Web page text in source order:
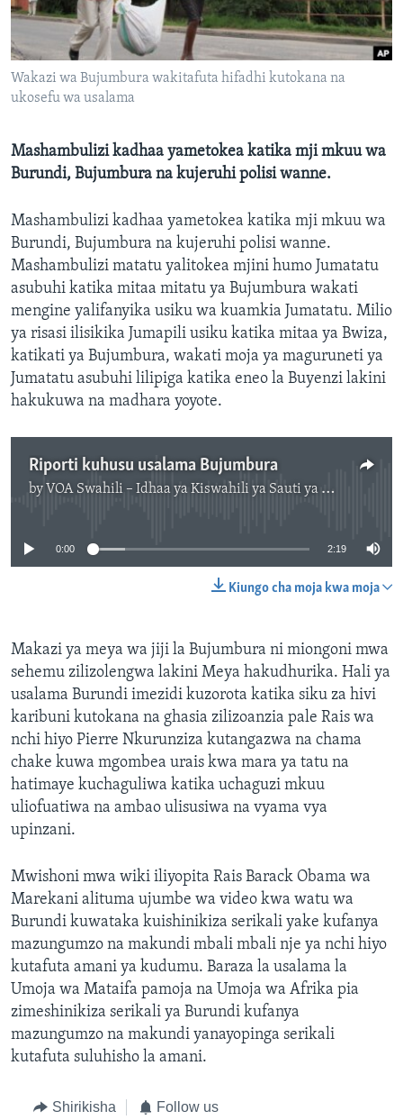
Wakazi wa Bujumbura wakitafuta hifadhi kutokana na
ukosefu wa usalama
Mashambulizi kadhaa yametokea katika mji mkuu wa
Burundi, Bujumbura na kujeruhi polisi wanne.
Mashambulizi kadhaa yametokea katika mji mkuu wa
Burundi, Bujumbura na kujeruhi polisi wanne.
Mashambulizi matatu yalitokea mjini humo Jumatatu
asubuhi katika mitaa mitatu ya Bujumbura wakati
mengine yalifanyika usiku wa kuamkia Jumatatu. Milio
ya risasi ilisikika Jumapili usiku katika mitaa ya Bwiza,
katikati ya Bujumbura, wakati moja ya maguruneti ya
Jumatatu asubuhi lilipiga katika eneo la Buyenzi lakini
hakukuwa na madhara yoyote.
Riporti kuhusu usalama Bujumbura
by VOA Swahili – Idhaa ya Kiswahili ya Sauti ya Amerika
No media source currently available
0:00 2:19
Kiungo cha moja kwa moja
Makazi ya meya wa jiji la Bujumbura ni miongoni mwa
sehemu zilizolengwa lakini Meya hakudhurika. Hali ya
usalama Burundi imezidi kuzorota katika siku za hivi
karibuni kutokana na ghasia zilizoanzia pale Rais wa
nchi hiyo Pierre Nkurunziza kutangazwa na chama
chake kuwa mgombea urais kwa mara ya tatu na
hatimaye kuchaguliwa katika uchaguzi mkuu
uliofuatiwa na ambao ulisusiwa na vyama vya
upinzani.
Mwishoni mwa wiki iliyopita Rais Barack Obama wa
Marekani alituma ujumbe wa video kwa watu wa
Burundi kuwataka kuishinikiza serikali yake kufanya
mazungumzo na makundi mbali mbali nje ya nchi hiyo
kutafuta amani ya kudumu. Baraza la usalama la
Umoja wa Mataifa pamoja na Umoja wa Afrika pia
zimeshinikiza serikali ya Burundi kufanya
mazungumzo na makundi yanayopinga serikali
kutafuta suluhisho la amani.
Shirikisha Follow us